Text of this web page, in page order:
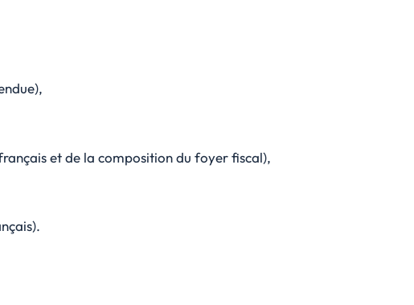
et de la composition du foyer fiscal),